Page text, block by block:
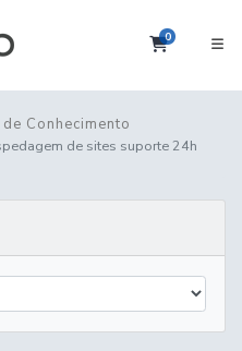
0Carrinho
Conhecimento
de sites suporte 24h